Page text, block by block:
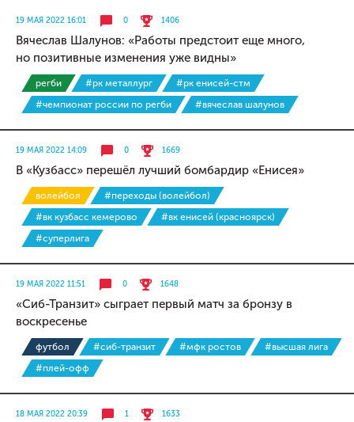
19 МАЯ 2022 16:01 0 1406
Вячеслав Шалунов: «Работы предстоит еще много,
но позитивные изменения уже видны»
регби #рк металлург
#рк енисей-стм
#чемпионат россии по регби
#вячеслав шалунов
19 МАЯ 2022 14:09 0 1669
В «Кузбасс» перешёл лучший бомбардир «Енисея»
волейбол
#переходы (волейбол)
#вк кузбасс кемерово
#вк енисей (красноярск)
#суперлига
19 МАЯ 2022 11:51 0 1648
«Сиб-Транзит» сыграет первый матч за бронзу в
воскресенье
футбол #сиб-транзит #мфк ростов
#высшая лига
#плей-офф
18 МАЯ 2022 20:39 1 1633